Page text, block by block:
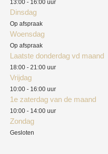
13:00 - 16:00 uur
Dinsdag
Op afspraak
Woensdag
Op afspraak
Laatste donderdag vd maand
18:00 - 21:00 uur
Vrijdag
10:00 - 16:00 uur
1e zaterdag van de maand
10:00 - 14:00 uur
Zondag
Gesloten